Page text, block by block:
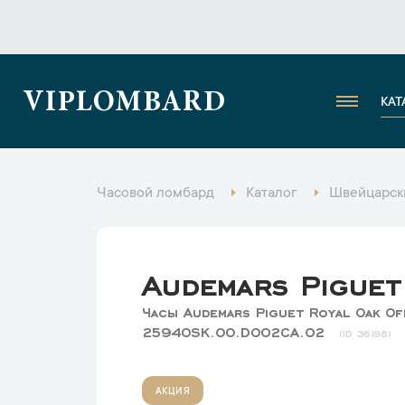
VIPLOMBARD
Часовой ломбард Каталог
Audemars Piguet
Часы Audemars Piguet Royal Oak
25940SK.OO.D002CA.02
36198
АКЦИЯ